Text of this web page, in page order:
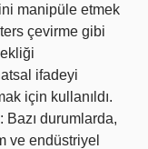
manipüle etmek
çevirme gibi
ifadeyi
için kullanıldı.
: Bazı durumlarda,
ve endüstriyel